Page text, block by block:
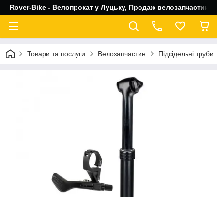
Rover-Bike - Велопрокат у Луцьку, Продаж велозапчастин,
Товари та послуги Велозапчастин Підсідельні труби